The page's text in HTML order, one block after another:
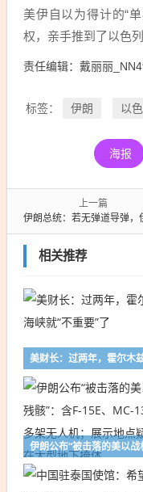
美伊自以为得计的“
权，亲手推到了以色
责任编辑：戴丽丽
标签： 伊朗 以
海报
上一篇
伊朗总统：若无弹道导弹，伊朗已成
相关推荐